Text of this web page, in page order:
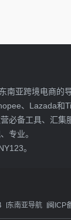
南亚跨境电商的
、Lazada和
必备工具、汇集
专业。
。
东南亚导航 闽ICP